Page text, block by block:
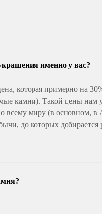
именно у вас?
которая примерно на
камни). Такой цены нам
всему миру (в основном, в
до которых добирается